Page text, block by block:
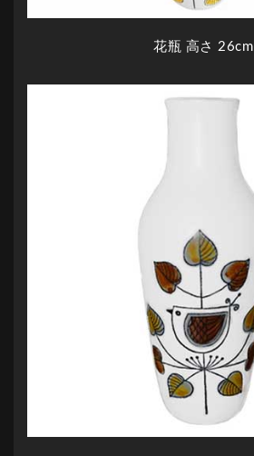
花瓶 高さ 26cm